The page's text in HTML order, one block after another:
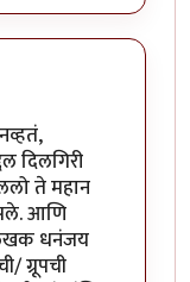
दिलगिरी
ते महान
आणि
लेखक धनंजय
ग्रूपची